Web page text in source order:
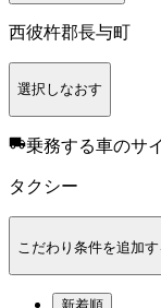
西彼杵郡長与町
選択しなおす
乗務する車のサ
タクシー
こだわり条件を追加す